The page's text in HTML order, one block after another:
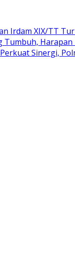
Irdam XIX/TT
Tumbuh,
Perkuat Sinergi,